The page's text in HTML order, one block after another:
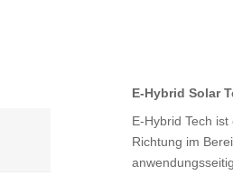
E-Hybrid Solar
E-Hybrid Tech
Richtung im